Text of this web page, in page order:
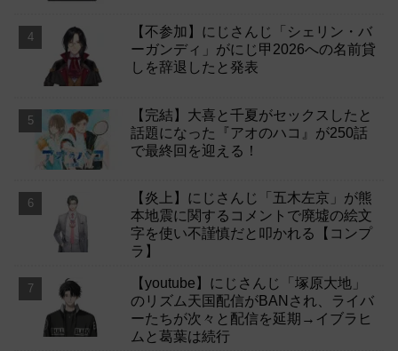
【不参加】にじさんじ「シェリン・バ
ーガンディ」がにじ甲2026への名前貸
しを辞退したと発表
【完結】大喜と千夏がセックスしたと
話題になった『アオのハコ』が250話
で最終回を迎える！
【炎上】にじさんじ「五木左京」が熊
本地震に関するコメントで廃墟の絵文
字を使い不謹慎だと叩かれる【コンプ
ラ】
【youtube】にじさんじ「塚原大地」
のリズム天国配信がBANされ、ライバ
ーたちが次々と配信を延期→イブラヒ
ムと葛葉は続行